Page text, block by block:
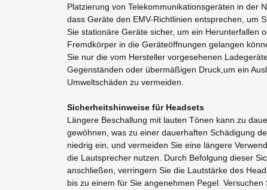
Platzierung von Telekommunikationsgeräten in der
dass Geräte den EMV-Richtlinien entsprechen, um
Sie stationäre Geräte sicher, um ein Herunterfallen
Fremdkörper in die Geräteöffnungen gelangen
Sie nur die vom Hersteller vorgesehenen
Gegenständen oder übermäßigen Druck,um ein
Umweltschäden zu vermeiden.
Sicherheitshinweise für Headsets
Längere Beschallung mit lauten Tönen kann zu
gewöhnen, was zu einer dauerhaften Schädigung
niedrig ein, und vermeiden Sie eine längere
die Lautsprecher nutzen. Durch Befolgung dieser
anschließen, verringern Sie die Lautstärke des
bis zu einem für Sie angenehmen Pegel.